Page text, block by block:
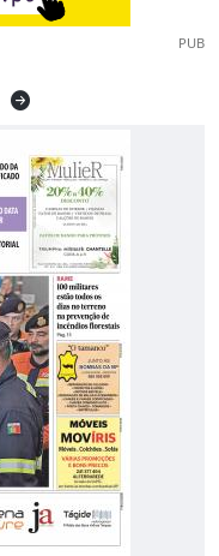
PUB